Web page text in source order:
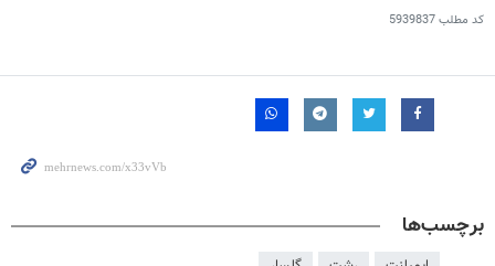
کد مطلب5939837
برچسب‌ها